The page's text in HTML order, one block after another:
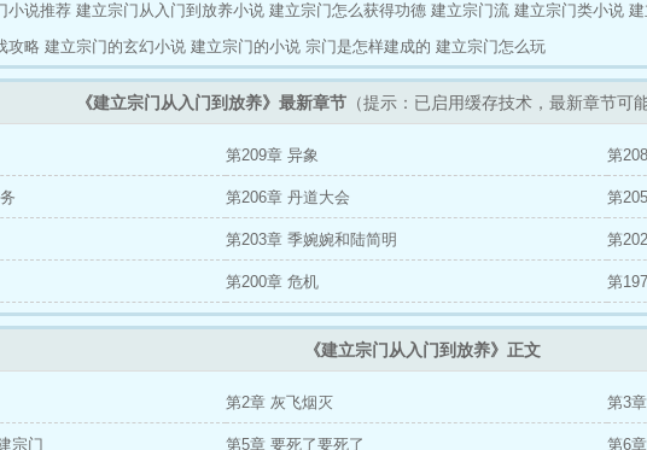
小说推荐 建立宗门从入门到放养小说 建立宗门怎么获得功德 建立宗门流 建立宗门类小说
攻略 建立宗门的玄幻小说 建立宗门的小说 宗门是怎样建成的 建立宗门怎么玩
《建立宗门从入门到放养》最新章节 （提示：已启用缓存技术，最新章节可
第209章 异象 第
第206章 丹道大会 第
第203章 季婉婉和陆简明 第
第200章 危机 第
《建立宗门从入门到放养》正文
第2章 灰飞烟灭 第3
宗门 第5章 要死了要死了 第6